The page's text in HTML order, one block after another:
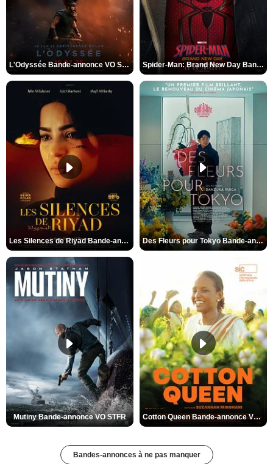
L'Odyssée Bande-annonce VO STFR Spider-Man: Brand New Day Bande-annonce VO STFR
Les Silences de Riyad Bande-annonce VO STFR Des Fleurs pour Tokyo Bande-annonce VO STFR
Mutiny Bande-annonce VO STFR Cotton Queen Bande-annonce VO STFR
Bandes-annonces à ne pas manquer